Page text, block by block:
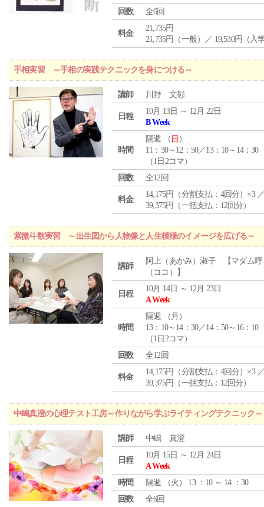
回数
全6回
料金
21,735円
21,735円（一般）／ 19,530円（入
手相実習 ～手相の実践テクニックを身につける～
講師 川野 文彰
日程
10月 13日 ～ 12月 22日
B Week
時間
隔週 （ 日 ）
11：30～12：50／13：10～14：30
（1日2コマ）
回数
全12回
料金
14,175円（分割支払：4回分）×3
39,375円（一括支払：12回分）
紫微斗数実習 ～出生図から人物像と人生模様のイメージを広げる～
講師
阿上（あかみ）淑子 【マダム呼
（ココ）】
日程
10月 14日 ～ 12月 23日
A Week
時間
隔週 （ 月 ）
13：10～14：30／14：50～16：10
（1日2コマ）
回数
全12回
料金
14,175円（分割支払：4回分）×3
39,375円（一括支払：12回分）
中嶋真澄の心理テスト工房～作りながら学ぶライティングテクニック～
講師 中嶋 真澄
日程
10月 15日 ～ 12月 24日
A Week
時間
隔週 （火 ） 13 ：10 ～ 14 ：30
回数
全6回